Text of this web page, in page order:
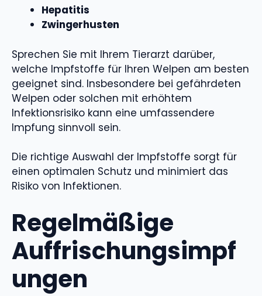
Hepatitis
Zwingerhusten
Sprechen Sie mit Ihrem Tierarzt darüber,
welche Impfstoffe für Ihren Welpen am besten
geeignet sind. Insbesondere bei gefährdeten
Welpen oder solchen mit erhöhtem
Infektionsrisiko kann eine umfassendere
Impfung sinnvoll sein.
Die richtige Auswahl der Impfstoffe sorgt für
einen optimalen Schutz und minimiert das
Risiko von Infektionen.
Regelmäßige
Auffrischungsimpf
ungen